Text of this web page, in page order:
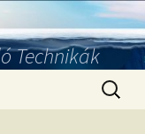
Technikák